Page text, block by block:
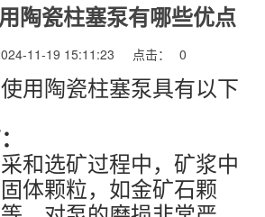
陶瓷柱塞泵有哪些优点
11-19 15:11:23 点击： 0
陶瓷柱塞泵具有以下
选矿过程中，矿浆中
体颗粒，如金矿石颗